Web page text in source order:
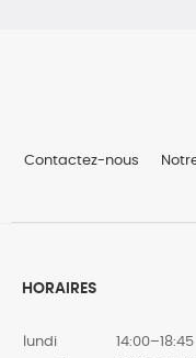
Contactez-nous
HORAIRES
lundi
14:00–18:45